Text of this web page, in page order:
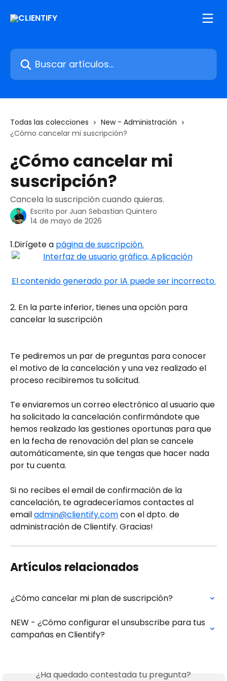
Buscar artículos...
Todas las colecciones
New - Administración
¿Cómo cancelar mi suscripción?
¿Cómo cancelar mi
suscripción?
Cancela la suscripción cuando quieras.
Escrito por Juan Sebastian Quintero
14 de mayo de 2026
1.Dirígete a página de suscripción.
2. En la parte inferior, tienes una opción para
cancelar la suscripción
Te pediremos un par de preguntas para conocer
el motivo de la cancelación y una vez realizado el
proceso recibiremos tu solicitud.
Te enviaremos un correo electrónico al usuario que
ha solicitado la cancelación confirmándote que
hemos realizado las gestiones oportunas para que
en la fecha de renovación del plan se cancele
automáticamente, sin que tengas que hacer nada
por tu cuenta.
Si no recibes el email de confirmación de la
cancelación, te agradeceríamos contactes al
email admin@clientify.com con el dpto. de
administración de Clientify. Gracias!
Artículos relacionados
¿Cómo cancelar mi plan de suscripción?
NEW - ¿Cómo configurar el unsubscribe para tus
campañas en Clientify?
¿Ha quedado contestada tu pregunta?